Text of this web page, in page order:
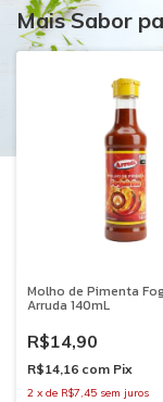
Mais Sabor
Molho de Pimenta
Arruda 140mL
R$14,90
R$14,16 com Pix
2 x de R$7,45 sem juros